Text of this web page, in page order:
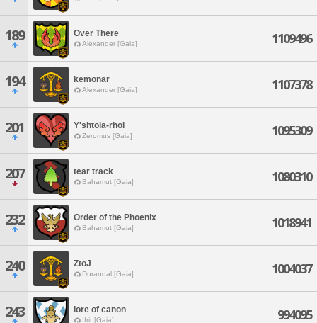
189 Over There
Alexander [Gaia] 1109496
194 kemonar
Alexander [Gaia] 1107378
201 Y'shtola-rhol
Zeromus [Gaia] 1095309
207 tear track
Bahamut [Gaia] 1080310
232 Order of the Phoenix
Bahamut [Gaia] 1018941
240 ZtoJ
Durandal [Gaia] 1004037
243 lore of canon
Ifrit [Gaia] 994095